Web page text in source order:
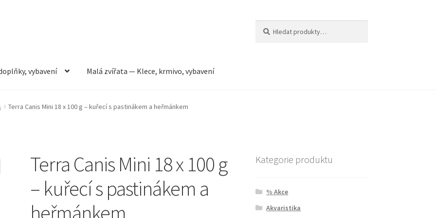
vybavení Malá zvířata — Klece, krmivo, vybavení
vybavení Můj účet Obchod Pokladna Vše pro kočky
Terra Canis Mini 18 x 100 g – kuřecí s pastinákem a heřmánkem
Terra Canis Mini 18 x 100 g
– kuřecí s pastinákem a
heřmánkem
Kategorie produktu
% Akce
Akvaristika